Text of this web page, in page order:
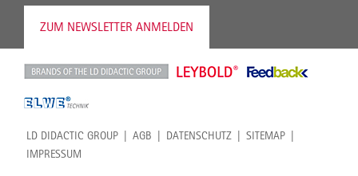
ZUM NEWSLETTER ANMELDEN
LD DIDACTIC GROUP AGB DATENSCHUTZ
SITEMAP
IMPRESSUM